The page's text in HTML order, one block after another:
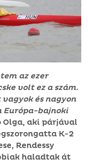
az ezer
volt ez a szám.
és nagyon
Európa-bajnoki
Olga, aki párjával
K-2
Rendessy
haladtak át